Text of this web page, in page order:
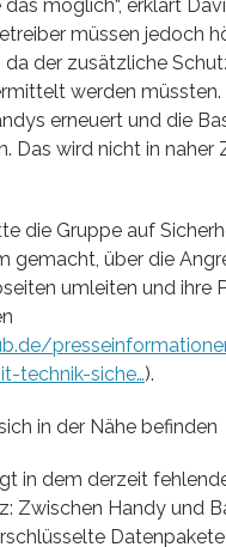
das möglich“, erklärt
müssen jedoch
da der zusätzliche
werden
erneuert und die
Das wird nicht in naher
die Gruppe auf
gemacht, über die
umleiten und ihre
technik-siche…).
in der Nähe befinden
in dem derzeit
Zwischen Handy und
Datenpakete